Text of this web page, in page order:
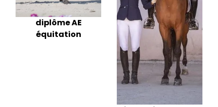
diplôme AE
équitation